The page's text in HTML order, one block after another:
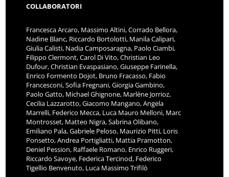
COLLABORATORI
Francesca Arcaro, Massimo Altini, Corrado Bellora,
Nadine Blanc, Riccardo Bortolotti, Manila Calipari,
Giulia Calisti, Nadia Camposaragna, Paolo Ciambi,
Filippo Clermont, Carol Di Vito, Christian Leo
Dufour, Christian Evaspasiano, Giuseppe Farinella,
Enrico Formento Dojot, Bruno Fracasso, Fabio
Francesconi, Sofia Fregnani, Giorgia Gambino,
Paolo Gatto, Michael Ghignone, Marlène Jorrioz,
Cecilia Lazzarotto, Giacomo Mangano, Angela
Marrelli, Federico Mecca, Luca Mauro Melloni, Marc
Montrosset, Matteo Nigra, Sabrina Olibano,
Emiliano Pala, Gabriele Peloso, Maurizio Pitti, Loris
Ponsetto, Andrea Portigliatti, Mattia Pramotton,
Deniel Pession, Raffaele Romano, Enrico Ruggeri,
Riccardo Savoye, Federica Tercinod, Federico
Tigellio Benvenuto, Luca Massimo Trifilò